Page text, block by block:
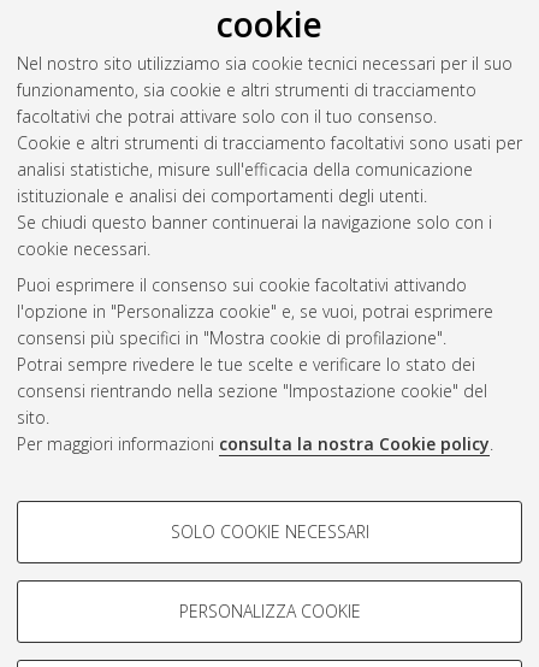
cookie
Nel nostro sito utilizziamo sia cookie tecnici necessari per il suo
funzionamento, sia cookie e altri strumenti di tracciamento
facoltativi che potrai attivare solo con il tuo consenso.
Cookie e altri strumenti di tracciamento facoltativi sono usati per
analisi statistiche, misure sull'efficacia della comunicazione
istituzionale e analisi dei comportamenti degli utenti.
Se chiudi questo banner continuerai la navigazione solo con i
cookie necessari.
Puoi esprimere il consenso sui cookie facoltativi attivando
l'opzione in "Personalizza cookie" e, se vuoi, potrai esprimere
consensi più specifici in "Mostra cookie di profilazione".
Potrai sempre rivedere le tue scelte e verificare lo stato dei
consensi rientrando nella sezione "Impostazione cookie" del
sito.
Per maggiori informazioni consulta la nostra Cookie policy.
COOKIE DI PROFILAZIONE -
Si tratta di cookie utilizzati per analizzare le caratteristiche della
navigazione degli utenti, creare profili in base al loro comportamento
Mostra cookie di profilazione
SOLO COOKIE NECESSARI
PERSONALIZZA COOKIE
2011(6)
2010(5)
2009 (4)
2008(5)
2007(3)
Atom
Rss 1.0
Rss 2.0
ISSN: 2038-7946
Impostazioni Cookie
Informativa sulla privacy
Condizioni d’uso del sito